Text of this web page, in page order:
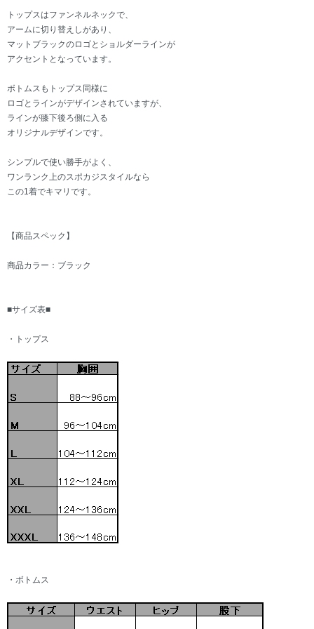
トップスはファンネルネックで、
アームに切り替えしがあり、
マットブラックのロゴとショルダーラインが
アクセントとなっています。
ボトムスもトップス同様に
ロゴとラインがデザインされていますが、
ラインが膝下後ろ側に入る
オリジナルデザインです。
シンプルで使い勝手がよく、
ワンランク上のスポカジスタイルなら
この1着でキマリです。
【商品スペック】
商品カラー：ブラック
■サイズ表■
・トップス
・ボトムス